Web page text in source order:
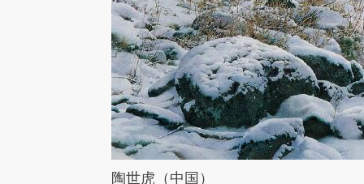
陶世虎（中国）